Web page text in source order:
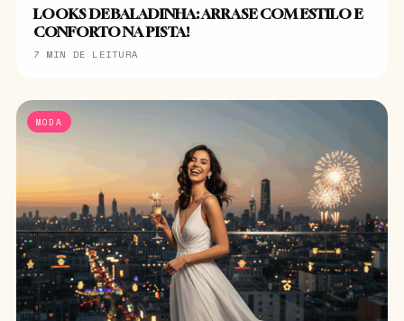
LOOKS DE BALADINHA: ARRASE COM ESTILO E
CONFORTO NA PISTA!
7 MIN DE LEITURA
MODA